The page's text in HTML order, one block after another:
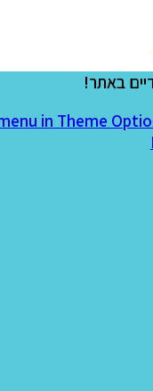
באתר!
in Theme